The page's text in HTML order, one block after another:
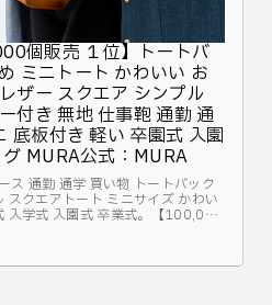
個販売 １位】トートバ
ミニトート かわいい お
ザー スクエア シンプル
付き 無地 仕事鞄 通勤 通
底板付き 軽い 卒園式 入園
MURA公式：MURA
ス 通勤 通学 買い物 トートバック
スクエアトート ミニサイズ かわい
入学式 入園式 卒業式。【100,000
ディース 小さめ ミニトート かわ